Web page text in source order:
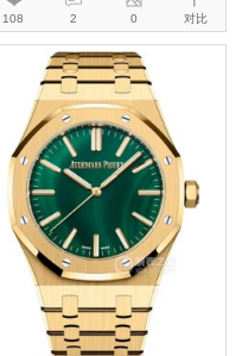
108 2 0 对比